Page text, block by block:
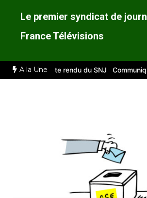
Le premier syndicat de
France Télévisions
A la Une
2026 : compte rendu du SNJ